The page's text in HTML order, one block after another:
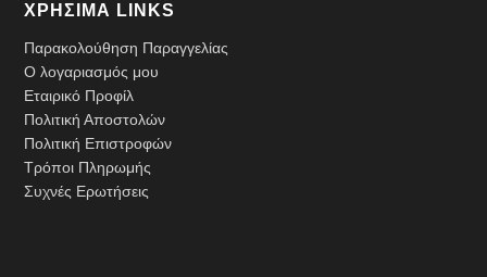
ΧΡΗΣΙΜΑ LINKS
Παρακολούθηση Παραγγελίας
Ο λογαριασμός μου
Εταιρικό Προφίλ
Πολιτική Αποστολών
Πολιτική Επιστροφών
Τρόποι Πληρωμής
Συχνές Ερωτήσεις